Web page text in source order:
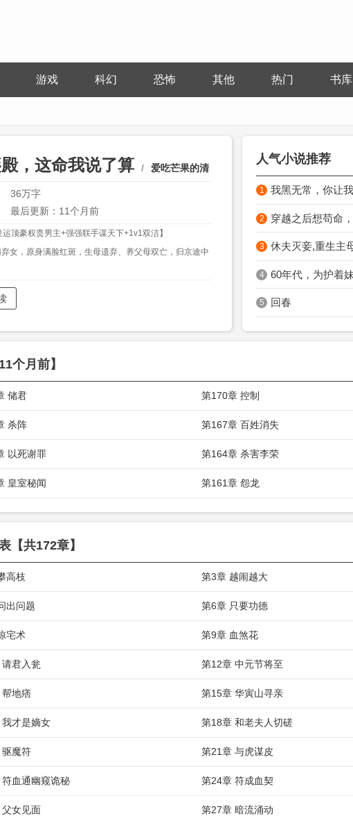
游戏 科幻 恐怖 其他 热门 书库
，这命我说了算
爱吃芒果的清
36万字
最后更新：11个月前
顶豪权贵男主+强强联手谋天下+1v1双洁】
女，原身满脸红斑，生母遗弃、养父母双亡，归京途中
煞星，当即立誓广积阴德，以善破命求生机。
福泽深厚的天命骄子。
下
人气小说推荐
1
2
3
4
5 回春
个月前】
储君 第170章 控制
杀阵 第167章 百姓消失
以死谢罪 第164章 杀害李荣
皇室秘闻 第161章 怨龙
【共172章】
高枝 第3章 越闹越大
出问题 第6章 只要功德
宅术 第9章 血煞花
君入瓮 第12章 中元节将至
地痞 第15章 华寅山寻亲
才是嫡女 第18章 和老夫人切磋
魔符 第21章 与虎谋皮
血通幽窥诡秘 第24章 符成血契
女见面 第27章 暗流涌动